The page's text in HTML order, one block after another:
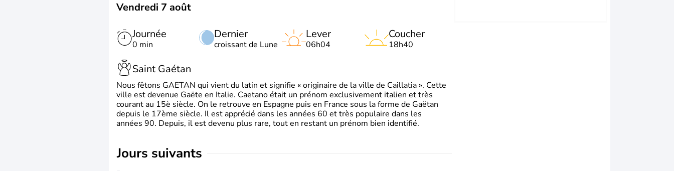
Vendredi 7 août
Journée
0 min
Dernier
croissant de Lune
Lever
06h04
Coucher
18h40
Saint Gaétan
Nous fêtons GAETAN qui vient du latin et signifie « originaire de la ville de Caillatia ». Cette
ville est devenue Gaëte en Italie. Caetano était un prénom exclusivement italien et très
courant au 15è siècle. On le retrouve en Espagne puis en France sous la forme de Gaëtan
depuis le 17ème siècle. Il est apprécié dans les années 60 et très populaire dans les
années 90. Depuis, il est devenu plus rare, tout en restant un prénom bien identifié.
jours suivants